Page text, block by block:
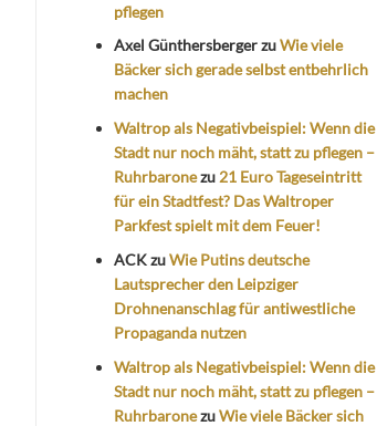
pflegen
Axel GünthersbergerzuWie viele
Bäcker sich gerade selbst entbehrlich
machen
Waltrop als Negativbeispiel: Wenn die
Stadt nur noch mäht, statt zu pflegen –
Ruhrbaronezu 21 Euro Tageseintritt
für ein Stadtfest? Das Waltroper
Parkfest spielt mit dem Feuer!
ACKzuWie Putins deutsche
Lautsprecher den Leipziger
Drohnenanschlag für antiwestliche
Propaganda nutzen
Waltrop als Negativbeispiel: Wenn die
Stadt nur noch mäht, statt zu pflegen –
RuhrbaronezuWie viele Bäcker sich